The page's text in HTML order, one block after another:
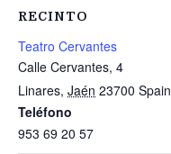
RECINTO
Teatro Cervantes
Calle Cervantes, 4
Linares, Jaén 23700 Spain
Teléfono
953 69 20 57